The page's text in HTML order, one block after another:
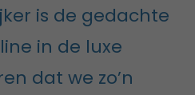
is de gedachte
in de luxe
dat we zo’n